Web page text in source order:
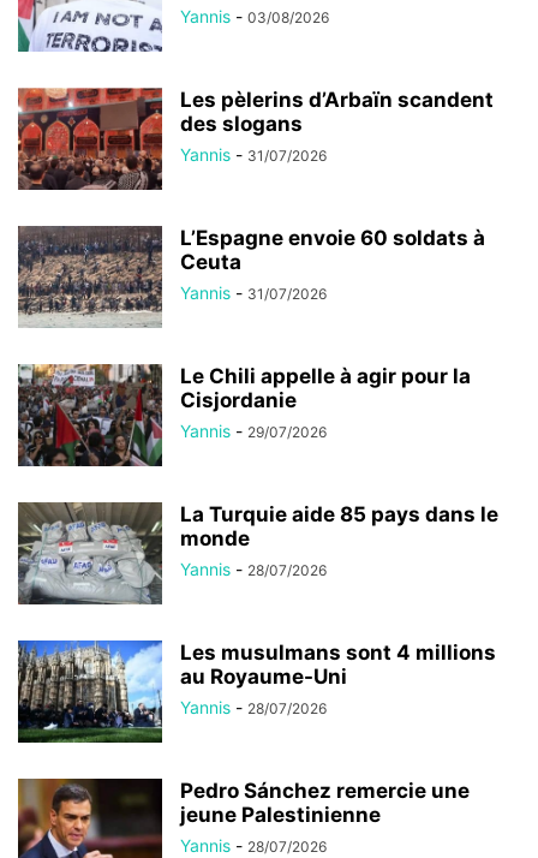
Yannis - 03/08/2026
Les pèlerins d’Arbaïn scandent
des slogans
Yannis - 31/07/2026
L’Espagne envoie 60 soldats à
Ceuta
Yannis - 31/07/2026
Le Chili appelle à agir pour la
Cisjordanie
Yannis - 29/07/2026
La Turquie aide 85 pays dans le
monde
Yannis - 28/07/2026
Les musulmans sont 4 millions
au Royaume-Uni
Yannis - 28/07/2026
Pedro Sánchez remercie une
jeune Palestinienne
Yannis - 28/07/2026